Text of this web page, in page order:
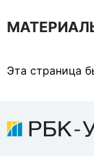
Эта страница